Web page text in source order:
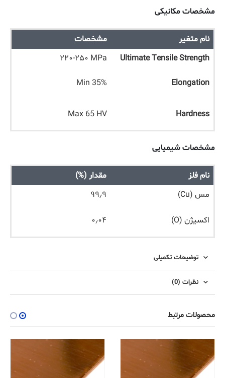
مشخصات مکانیکی
نام متغیر
مشخصات
Ultimate Tensile Strength
۲۲۰-۲۵۰ MPa
Elongation
Min 35%
Hardness
Max 65 HV
مشخصات شیمیایی
نام فلز
مقدار (%)
مس (Cu)
۹۹٫۹
اکسیژن (O) ۰٫۰۴
توضیحات تکمیلی
نظرات (0)
محصولات مرتبط